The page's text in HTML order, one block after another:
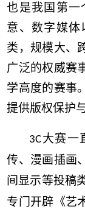
也是我国第一
意、数字媒体
类，规模大、
广泛的权威赛
学高度的赛事
提供版权保护
3C大赛一
传、漫画插画
间显示等投稿
专门开辟《艺